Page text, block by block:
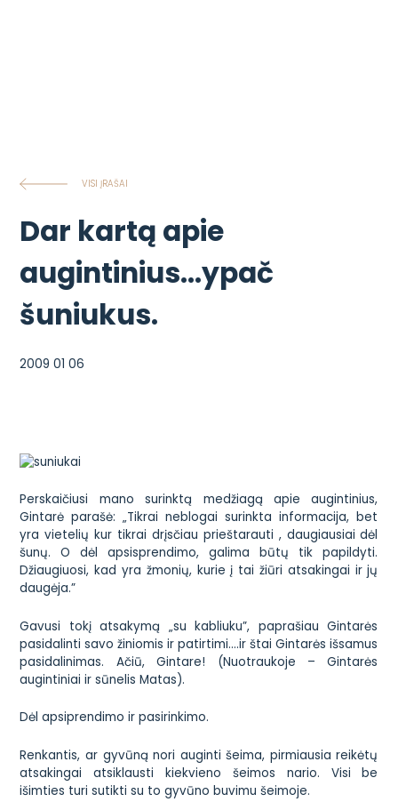
VISI ĮRAŠAI
Dar kartą apie
augintinius…ypač
šuniukus.
2009 01 06
Perskaičiusi mano surinktą medžiagą apie augintinius,
Gintarė parašė: „Tikrai neblogai surinkta informacija, bet
yra vietelių kur tikrai drįsčiau prieštarauti , daugiausiai dėl
šunų. O dėl apsisprendimo, galima būtų tik papildyti.
Džiaugiuosi, kad yra žmonių, kurie į tai žiūri atsakingai ir jų
daugėja.”
Gavusi tokį atsakymą „su kabliuku”, paprašiau Gintarės
pasidalinti savo žiniomis ir patirtimi….ir štai Gintarės išsamus
pasidalinimas. Ačiū, Gintare! (Nuotraukoje – Gintarės
augintiniai ir sūnelis Matas).
Dėl apsiprendimo ir pasirinkimo.
Renkantis, ar gyvūną nori auginti šeima, pirmiausia reikėtų
atsakingai atsiklausti kiekvieno šeimos nario. Visi be
išimties turi sutikti su to gyvūno buvimu šeimoje.